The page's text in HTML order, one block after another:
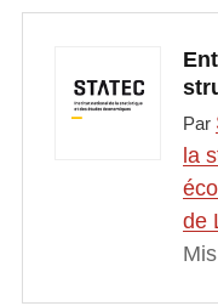
Par
la
de